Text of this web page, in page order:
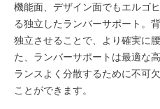
機能面、デザイン面でもエルゴ
る独立したランバーサポート。
独立させることで、より確実に
た、ランバーサポートは最適な
ランスよく分散するために不可
ことができます。